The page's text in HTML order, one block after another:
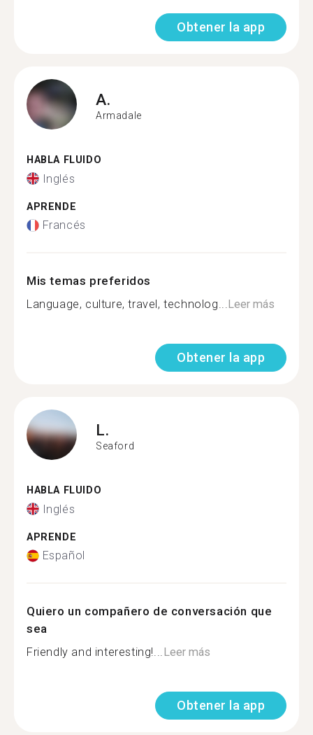
Obtener la app
A.
Armadale
HABLA FLUIDO
Inglés
APRENDE
Francés
Mis temas preferidos
Language, culture, travel, technolog...Leer más
Obtener la app
L.
Seaford
HABLA FLUIDO
Inglés
APRENDE
Español
Quiero un compañero de conversación que
sea
Friendly and interesting!...Leer más
Obtener la app